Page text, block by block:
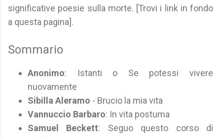
significative poesie sulla morte. [Trovi i link in fondo
a questa pagina].
Sommario
Anonimo: Istanti o Se potessi vivere
nuovamente
Sibilla Aleramo - Brucio la mia vita
Vannuccio Barbaro: In vita postuma
Samuel Beckett: Seguo questo corso di